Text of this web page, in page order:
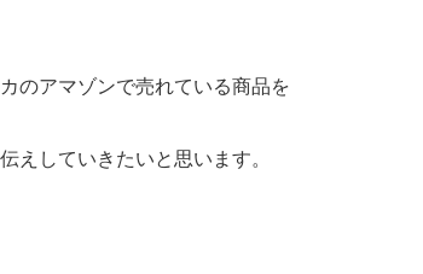
のアマゾンで売れている商品を
えしていきたいと思います。